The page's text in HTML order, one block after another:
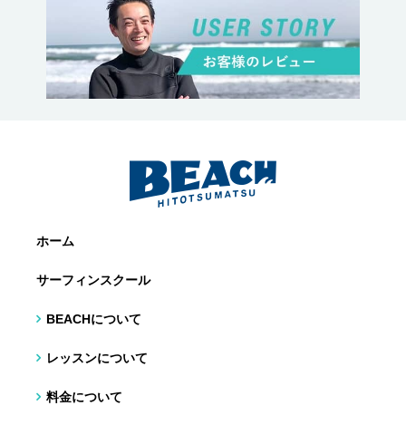
ホーム
サーフィンスクール
BEACHについて
レッスンについて
料金について